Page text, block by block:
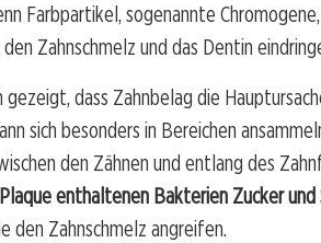
Farbpartikel, sogenannte Chromogene,
Zahnschmelz und das Dentin
dass Zahnbelag die
sich besonders in Bereichen
den Zähnen und entlang des
enthaltenen Bakterien Zucker und
den Zahnschmelz angreifen.